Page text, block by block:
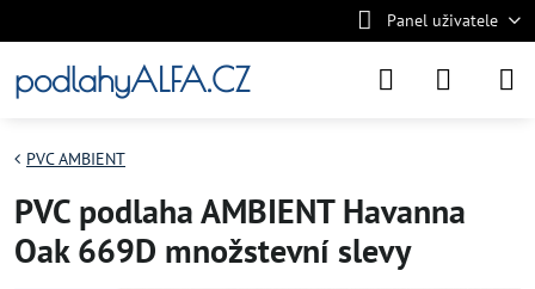
Panel uživatele
podlahyALFA.CZ
PVC AMBIENT
PVC podlaha AMBIENT Havanna
Oak 669D množstevní slevy